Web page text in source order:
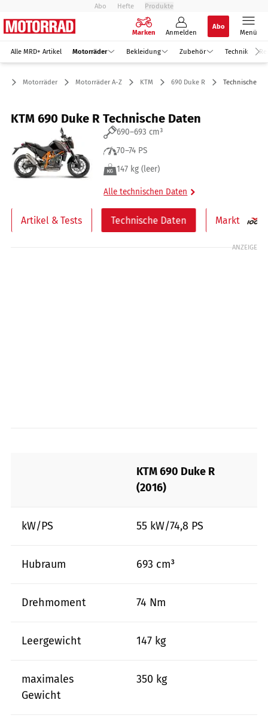
Abo Hefte Produkte
Marken Anmelden
Abo
Menü
Alle MRD+ Artikel Motorräder Bekleidung Zubehör Technik
Motorräder Motorräder A-Z KTM 690 Duke R Technische
KTM 690 Duke R Technische Daten
690–693 cm³
70–74 PS
147 kg (leer)
Alle technischen Daten
Artikel & Tests Technische Daten Markt
ANZEIGE
KTM 690 Duke R
(2016)
kW/PS 55 kW/74,8 PS
Hubraum 693 cm³
Drehmoment 74 Nm
Leergewicht 147 kg
maximales
Gewicht
350 kg